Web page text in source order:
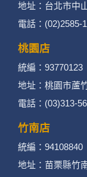
地址：台北市中
電話：
桃園店
統編：
地址：桃園市蘆
電話：(03)313-
竹南店
統編：
地址：苗栗縣竹